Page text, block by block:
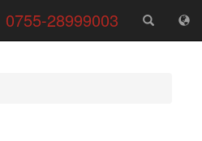
服
务
0755-28999003